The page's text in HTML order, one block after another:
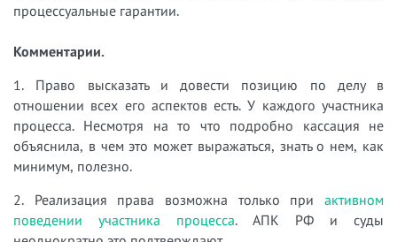
процессуальные гарантии.
Комментарии.
1. Право высказать и довести позицию по делу в
отношении всех его аспектов есть. У каждого участника
процесса. Несмотря на то что подробно кассация не
объяснила, в чем это может выражаться, знать о нем, как
минимум, полезно.
2. Реализация права возможна только при активном
поведении участника процесса. АПК РФ и суды